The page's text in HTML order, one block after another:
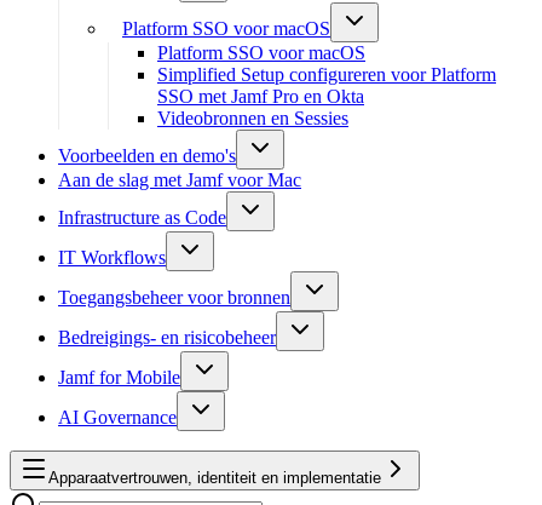
Platform SSO voor macOS
Platform SSO voor macOS
Simplified Setup configureren voor Platform
SSO met Jamf Pro en Okta
Videobronnen en Sessies
Voorbeelden en demo's
Aan de slag met Jamf voor Mac
Infrastructure as Code
IT Workflows
Toegangsbeheer voor bronnen
Bedreigings- en risicobeheer
Jamf for Mobile
AI Governance
Apparaatvertrouwen, identiteit en implementatie